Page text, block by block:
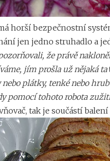
horší bezpečnostní
jen jedno struhadlo a
že právě
jím prošla už nějaká ta
nebo plátky, tenké nebo
pomocí tohoto robota
tak je součástí balení